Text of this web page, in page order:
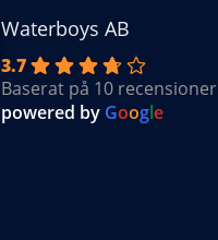
Waterboys AB
3.7
Baserat på 10 recensioner
powered by Google